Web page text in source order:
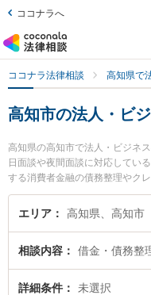
ココナラへ
ココナラ法律相談 高知県で
高知市の法人・ビ
高知県の高知市で法人・ビジネ
日面談や夜間面談に対応してい
する消費者金融の債務整理やク
等の細かな分野での絞り込み検
律事務所の小野塚 直毅弁護士や
ルを今すぐに弁護士に相談した
実績豊富な近くの弁護士を検索
務を法律相談できる高知市内の
エリア 高知県、高知市
相談内容 借金・債務整
詳細条件 未選択